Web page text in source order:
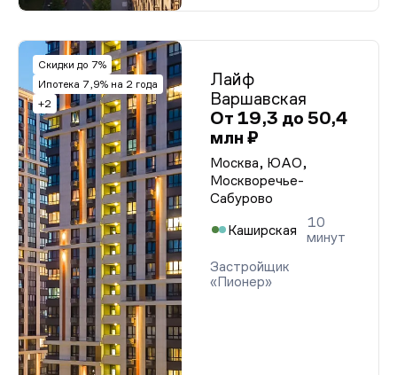
Скидки до 7%
Ипотека 7,9% на 2 года
+2
Лайф
Варшавская
От 19,3 до 50,4
млн ₽
Москва, ЮАО,
Москворечье-
Сабурово
Каширская
10
минут
Застройщик
«Пионер»